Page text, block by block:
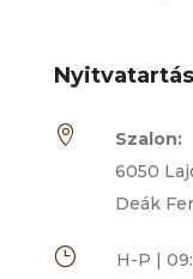
Nyitvatartás

Szalon:
6050
Deák
}
H-P |